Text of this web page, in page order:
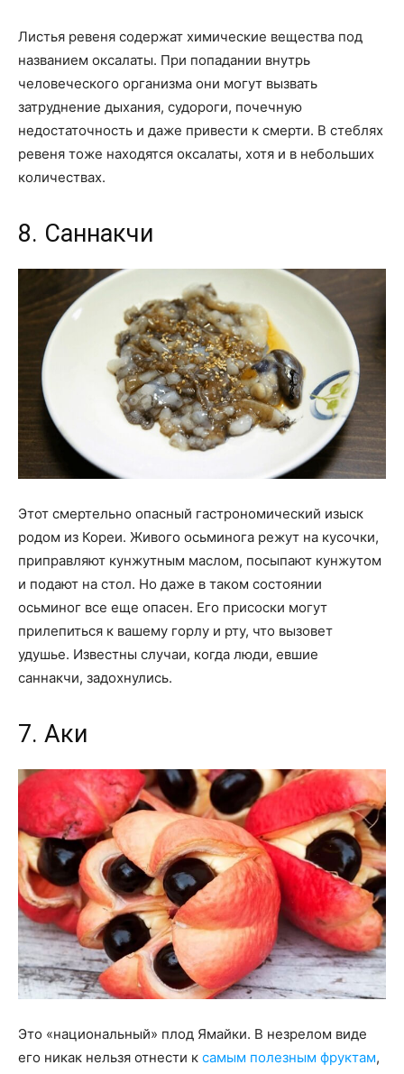
Листья ревеня содержат химические вещества под
названием оксалаты. При попадании внутрь
человеческого организма они могут вызвать
затруднение дыхания, судороги, почечную
недостаточность и даже привести к смерти. В стеблях
ревеня тоже находятся оксалаты, хотя и в небольших
количествах.
8. Саннакчи
Этот смертельно опасный гастрономический изыск
родом из Кореи. Живого осьминога режут на кусочки,
приправляют кунжутным маслом, посыпают кунжутом
и подают на стол. Но даже в таком состоянии
осьминог все еще опасен. Его присоски могут
прилепиться к вашему горлу и рту, что вызовет
удушье. Известны случаи, когда люди, евшие
саннакчи, задохнулись.
7. Аки
Это «национальный» плод Ямайки. В незрелом виде
его никак нельзя отнести к самым полезным фруктам,